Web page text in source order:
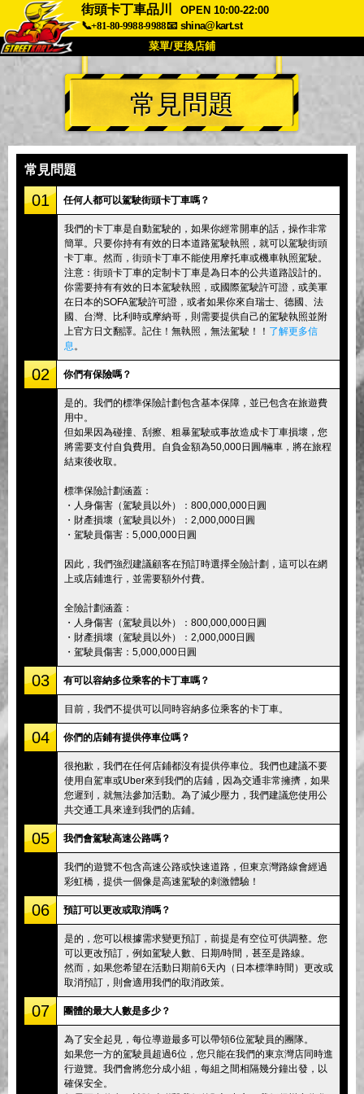
街頭卡丁車品川
OPEN 10:00-22:00
📞+81-80-9988-9988📧 shina@kart.st
菜單/更換店鋪
首頁
關於 規格 價格
顧客聲音
公司
更換店鋪
東京 品川 #1 東京 秋葉原 #1
東京 秋葉原 #2 東京 澀谷
東京 澀谷附店 東京灣
東京 淺草 大阪
沖繩
常見問題
常見問題
01 任何人都可以駕駛街頭卡丁車嗎？
我們的卡丁車是自動駕駛的，如果你經常開車的話，操作非常
簡單。只要你持有有效的日本道路駕駛執照，就可以駕駛街頭
卡丁車。然而，街頭卡丁車不能使用摩托車或機車執照駕駛。
注意：街頭卡丁車的定制卡丁車是為日本的公共道路設計的。
你需要持有有效的日本駕駛執照，或國際駕駛許可證，或美軍
在日本的SOFA駕駛許可證，或者如果你來自瑞士、德國、法
國、台灣、比利時或摩納哥，則需要提供自己的駕駛執照並附
上官方日文翻譯。記住！無執照，無法駕駛！！ 了解更多信
息 。
02 你們有保險嗎？
是的。我們的標準保險計劃包含基本保障，並已包含在旅遊費
用中。
但如果因為碰撞、刮擦、粗暴駕駛或事故造成卡丁車損壞，您
將需要支付自負費用。自負金額為50,000日圓/輛車，將在旅程
結束後收取。
標準保險計劃涵蓋：
・人身傷害（駕駛員以外）：800,000,000日圓
・財產損壞（駕駛員以外）：2,000,000日圓
・駕駛員傷害：5,000,000日圓
因此，我們強烈建議顧客在預訂時選擇全險計劃，這可以在網
上或店鋪進行，並需要額外付費。
全險計劃涵蓋：
・人身傷害（駕駛員以外）：800,000,000日圓
・財產損壞（駕駛員以外）：2,000,000日圓
・駕駛員傷害：5,000,000日圓
03 有可以容納多位乘客的卡丁車嗎？
目前，我們不提供可以同時容納多位乘客的卡丁車。
04 你們的店鋪有提供停車位嗎？
很抱歉，我們在任何店鋪都沒有提供停車位。我們也建議不要
使用自駕車或Uber來到我們的店鋪，因為交通非常擁擠，如果
您遲到，就無法參加活動。為了減少壓力，我們建議您使用公
共交通工具來達到我們的店鋪。
05 我們會駕駛高速公路嗎？
我們的遊覽不包含高速公路或快速道路，但東京灣路線會經過
彩虹橋，提供一個像是高速駕駛的刺激體驗！
06 預訂可以更改或取消嗎？
是的，您可以根據需求變更預訂，前提是有空位可供調整。您
可以更改預訂，例如駕駛人數、日期/時間，甚至是路線。
然而，如果您希望在活動日期前6天內（日本標準時間）更改或
取消預訂，則會適用我們的取消政策。
07 團體的最大人數是多少？
為了安全起見，每位導遊最多可以帶領6位駕駛員的團隊。
如果您一方的駕駛員超過6位，您只能在我們的東京灣店同時進
行遊覽。我們會將您分成小組，每組之間相隔幾分鐘出發，以
確保安全。